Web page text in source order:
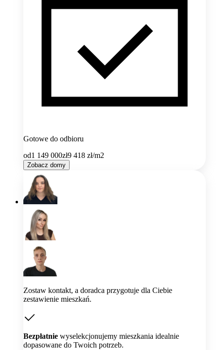
Gotowe do odbioru
od1 149 000zł9 418 zł/m2
Zobacz domy
Zostaw kontakt, a doradca przygotuje dla Ciebie
zestawienie mieszkań.
Bezpłatnie wyselekcjonujemy mieszkania idealnie
dopasowane do Twoich potrzeb.